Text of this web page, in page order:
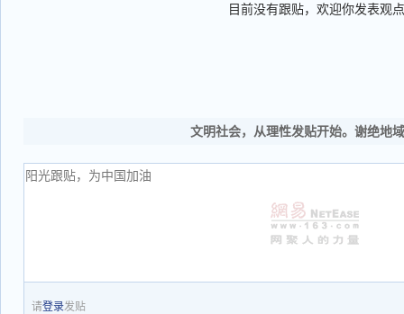
目前没有跟贴，欢迎你发表观点
文明社会，从理性发贴开始。谢绝地
请登录发贴